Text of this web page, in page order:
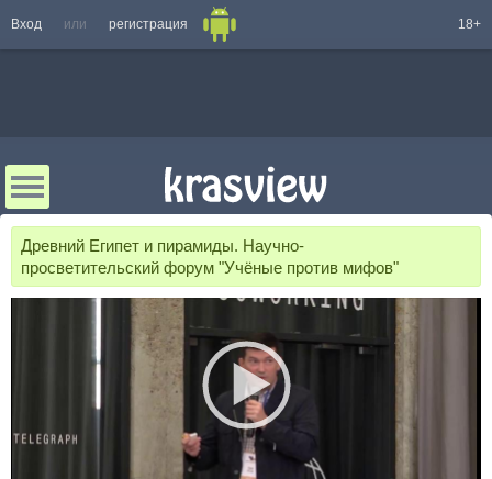
Вход или регистрация 18+
Древний Египет и пирамиды. Научно-
просветительский форум "Учёные против мифов"